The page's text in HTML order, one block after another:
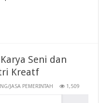
Seni dan
Kreatf
JASA PEMERINTAH 1,509